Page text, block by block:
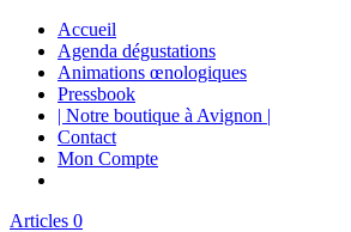
Accueil
Agenda dégustations
Animations œnologiques
Pressbook
| Notre boutique à Avignon |
Contact
Mon Compte
Articles 0